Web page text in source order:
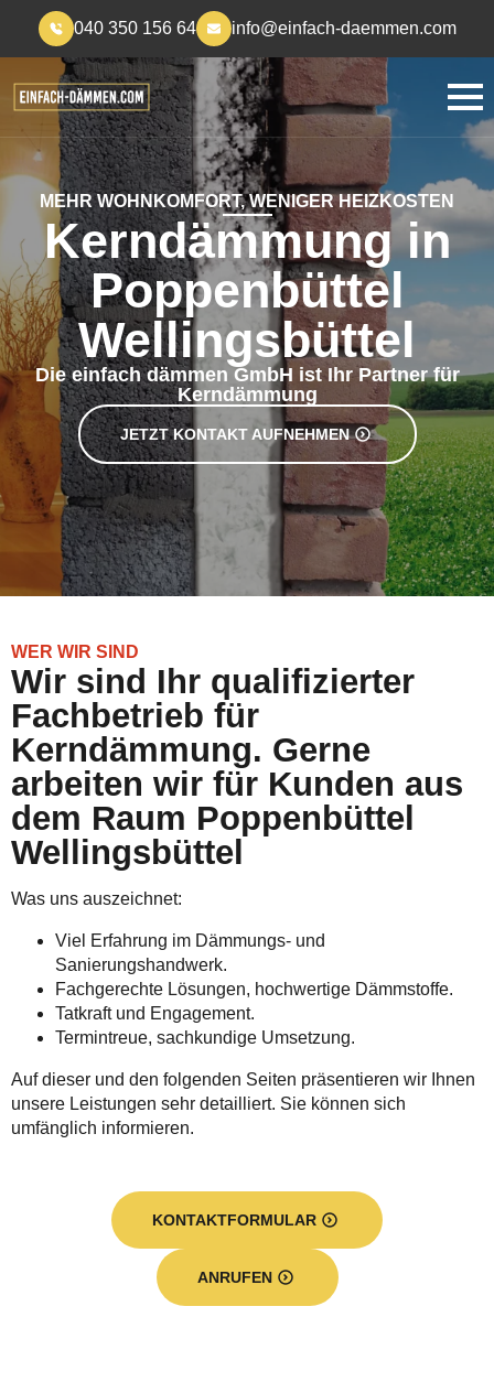
040 350 156 64 info@einfach-daemmen.com
MEHR WOHNKOMFORT, WENIGER HEIZKOSTEN
Kerndämmung in
Poppenbüttel
Wellingsbüttel
Die einfach dämmen GmbH ist Ihr Partner für
Kerndämmung
JETZT KONTAKT AUFNEHMEN
WER WIR SIND
Wir sind Ihr qualifizierter
Fachbetrieb für
Kerndämmung. Gerne
arbeiten wir für Kunden aus
dem Raum Poppenbüttel
Wellingsbüttel
Was uns auszeichnet:
Viel Erfahrung im Dämmungs- und
Sanierungshandwerk.
Fachgerechte Lösungen, hochwertige Dämmstoffe.
Tatkraft und Engagement.
Termintreue, sachkundige Umsetzung.
Auf dieser und den folgenden Seiten präsentieren wir Ihnen
unsere Leistungen sehr detailliert. Sie können sich
umfänglich informieren.
KONTAKTFORMULAR
ANRUFEN